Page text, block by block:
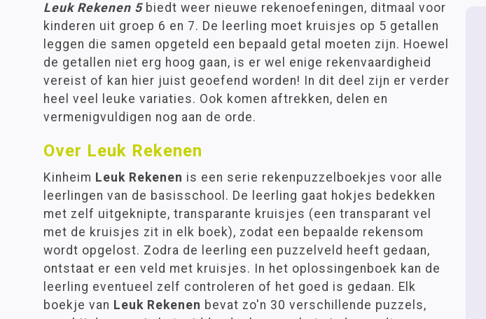
Leuk Rekenen 5biedt weer nieuwe rekenoefeningen, ditmaal voor
kinderen uit groep 6 en 7. De leerling moet kruisjes op 5 getallen
leggen die samen opgeteld een bepaald getal moeten zijn. Hoewel
de getallen niet erg hoog gaan, is er wel enige rekenvaardigheid
vereist of kan hier juist geoefend worden! In dit deel zijn er verder
heel veel leuke variaties. Ook komen aftrekken, delen en
vermenigvuldigen nog aan de orde.
Over Leuk Rekenen
Kinheim Leuk Rekenen is een serie rekenpuzzelboekjes voor alle
leerlingen van de basisschool. De leerling gaat hokjes bedekken
met zelf uitgeknipte, transparante kruisjes (een transparant vel
met de kruisjes zit in elk boek), zodat een bepaalde rekensom
wordt opgelost. Zodra de leerling een puzzelveld heeft gedaan,
ontstaat er een veld met kruisjes. In het oplossingenboek kan de
leerling eventueel zelf controleren of het goed is gedaan. Elk
boekje van Leuk Rekenen bevat zo'n 30 verschillende puzzels,